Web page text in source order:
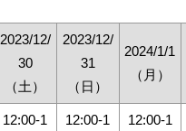
2023/12/
30
（土）
2023/12/
31
（日）
2024/1/1
（月）
12:00-1
12:00-1
12:00-1